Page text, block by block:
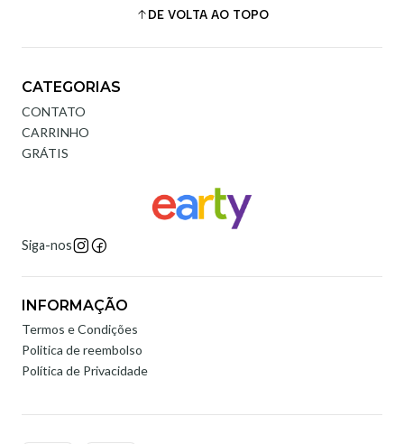
DE VOLTA AO TOPO
CATEGORIAS
CONTATO
CARRINHO
GRÁTIS
Siga-nos
INFORMAÇÃO
Termos e Condições
Politica de reembolso
Política de Privacidade